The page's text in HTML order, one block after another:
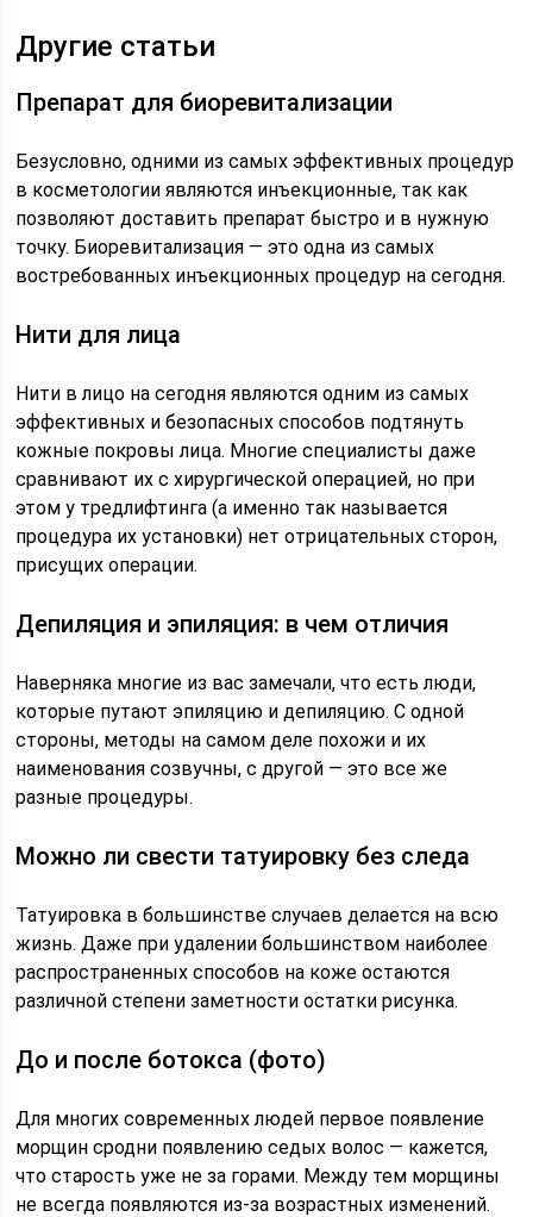
Другие статьи
Препарат для биоревитализации
Безусловно, одними из самых эффективных процедур
в косметологии являются инъекционные, так как
позволяют доставить препарат быстро и в нужную
точку. Биоревитализация — это одна из самых
востребованных инъекционных процедур на сегодня.
Нити для лица
Нити в лицо на сегодня являются одним из самых
эффективных и безопасных способов подтянуть
кожные покровы лица. Многие специалисты даже
сравнивают их с хирургической операцией, но при
этом у тредлифтинга (а именно так называется
процедура их установки) нет отрицательных сторон,
присущих операции.
Депиляция и эпиляция: в чем отличия
Наверняка многие из вас замечали, что есть люди,
которые путают эпиляцию и депиляцию. С одной
стороны, методы на самом деле похожи и их
наименования созвучны, с другой — это все же
разные процедуры.
Можно ли свести татуировку без следа
Татуировка в большинстве случаев делается на всю
жизнь. Даже при удалении большинством наиболее
распространенных способов на коже остаются
различной степени заметности остатки рисунка.
До и после ботокса (фото)
Для многих современных людей первое появление
морщин сродни появлению седых волос — кажется,
что старость уже не за горами. Между тем морщины
не всегда появляются из-за возрастных изменений.